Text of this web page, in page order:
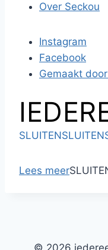
Over Seckou
Instagram
Facebook
Gemaakt
SLUITENSLUITEN
Lees meer
© 2026